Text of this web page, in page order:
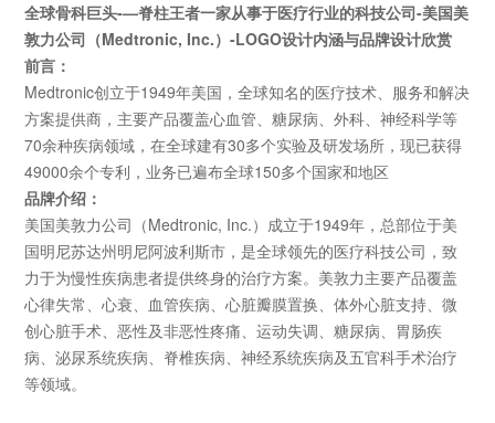
全球骨科巨头-—脊柱王者一家从事于医疗行业的科技公司-美国美
敦力公司（Medtronic, Inc.）-LOGO设计内涵与品牌设计欣赏
前言：
Medtronic创立于1949年美国，全球知名的医疗技术、服务和解决
方案提供商，主要产品覆盖心血管、糖尿病、外科、神经科学等
70余种疾病领域，在全球建有30多个实验及研发场所，现已获得
49000余个专利，业务已遍布全球150多个国家和地区
品牌介绍：
美国美敦力公司（Medtronic, Inc.）成立于1949年，总部位于美
国明尼苏达州明尼阿波利斯市，是全球领先的医疗科技公司，致
力于为慢性疾病患者提供终身的治疗方案。美敦力主要产品覆盖
心律失常、心衰、血管疾病、心脏瓣膜置换、体外心脏支持、微
创心脏手术、恶性及非恶性疼痛、运动失调、糖尿病、胃肠疾
病、泌尿系统疾病、脊椎疾病、神经系统疾病及五官科手术治疗
等领域。